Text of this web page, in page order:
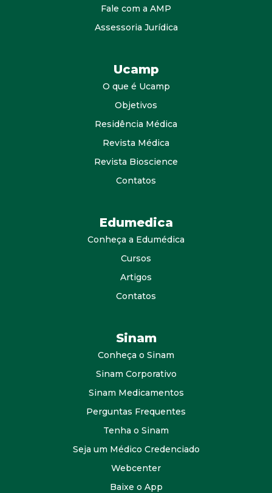
Fale com a AMP
Assessoria Jurídica
Ucamp
O que é Ucamp
Objetivos
Residência Médica
Revista Médica
Revista Bioscience
Contatos
Edumedica
Conheça a Edumédica
Cursos
Artigos
Contatos
Sinam
Conheça o Sinam
Sinam Corporativo
Sinam Medicamentos
Perguntas Frequentes
Tenha o Sinam
Seja um Médico Credenciado
Webcenter
Baixe o App